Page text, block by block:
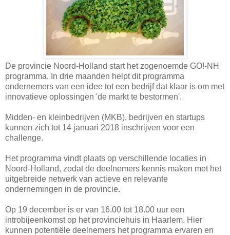
De provincie Noord-Holland start het zogenoemde GO!-NH
programma. In drie maanden helpt dit programma
ondernemers van een idee tot een bedrijf dat klaar is om met
innovatieve oplossingen 'de markt te bestormen'.
Midden- en kleinbedrijven (MKB), bedrijven en startups
kunnen zich tot 14 januari 2018 inschrijven voor een
challenge.
Het programma vindt plaats op verschillende locaties in
Noord-Holland, zodat de deelnemers kennis maken met het
uitgebreide netwerk van actieve en relevante
ondernemingen in de provincie.
Op 19 december is er van 16.00 tot 18.00 uur een
introbijeenkomst op het provinciehuis in Haarlem. Hier
kunnen potentiële deelnemers het programma ervaren en